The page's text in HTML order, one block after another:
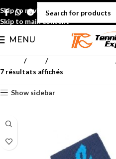
Skip to navigation
Skip to main content
MENU
Padel Accessoires textiles
7 résultats affichés
Show sidebar